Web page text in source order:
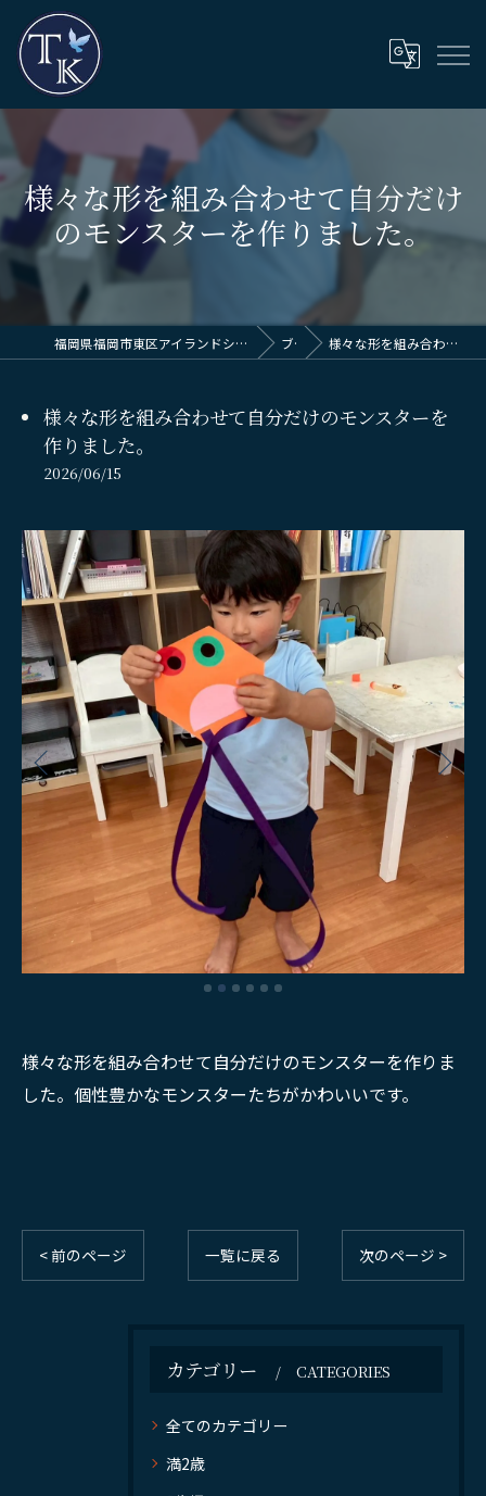
様々な形を組み合わせて自分だけ
のモンスターを作りました。
福岡県福岡市東区アイランドシティのプリスクールならThinkingKids International School ブログ 様々な形を組み合わせて自分だけのモンスターを作りました。
様々な形を組み合わせて自分だけのモンスターを
作りました。
2026/06/15
様々な形を組み合わせて自分だけのモンスターを作りま
した。個性豊かなモンスターたちがかわいいです。
< 前のページ 一覧に戻る 次のページ >
カテゴリー CATEGORIES
全てのカテゴリー
満2歳